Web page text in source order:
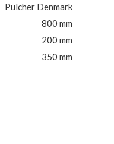
Pulcher Denmark
800 mm
200 mm
350 mm